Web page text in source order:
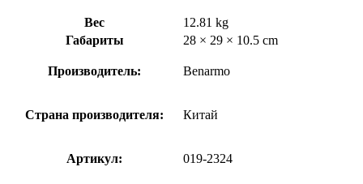
Вес
12.81 kg
Габариты
28 × 29 × 10.5 cm
Производитель: Benarmo
Страна производителя: Китай
Артикул: 019-2324